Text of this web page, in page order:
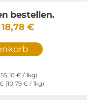
bestellen.
18,78 €
55,10 € / 1kg)
(10,79 € / 1kg)